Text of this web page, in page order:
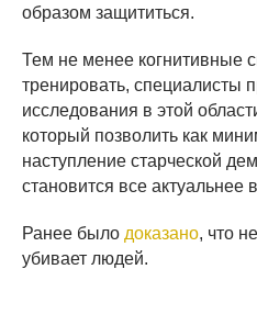
образом защититься.
Тем не менее когнитивные
тренировать, специалисты
исследования в этой
который позволить как
наступление старческой
становится все актуальнее
Ранее было доказано, что
убивает людей.